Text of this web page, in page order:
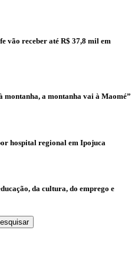
vão receber até R$ 37,8 mil em
montanha, a montanha vai à Maomé”
hospital regional em Ipojuca
da cultura, do emprego e